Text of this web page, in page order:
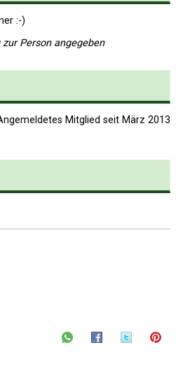
:-)
Person angegeben
Mitglied seit März 2013